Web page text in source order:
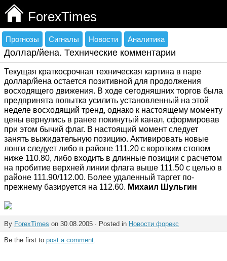
ForexTimes
Прогнозы Сигналы Новости Аналитика
Доллар/йена. Технические комментарии
Текущая краткосрочная техническая картина в паре
доллар/йена остается позитивной для продолжения
восходящего движения. В ходе сегодняшних торгов была
предпринята попытка усилить установленный на этой
неделе восходящий тренд, однако к настоящему моменту
цены вернулись в ранее покинутый канал, сформировав
при этом бычий флаг. В настоящий момент следует
занять выжидательную позицию. Активировать новые
лонги следует либо в районе 111.20 с коротким стопом
ниже 110.80, либо входить в длинные позиции с расчетом
на пробитие верхней линии флага выше 111.50 с целью в
районе 111.90/112.00. Более удаленный таргет по-
прежнему базируется на 112.60. Михаил Шульгин
By ForexTimes on 30.08.2005 · Posted in Новости форекс
Be the first to post a comment.